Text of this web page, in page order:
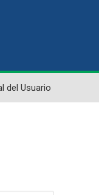
del Usuario